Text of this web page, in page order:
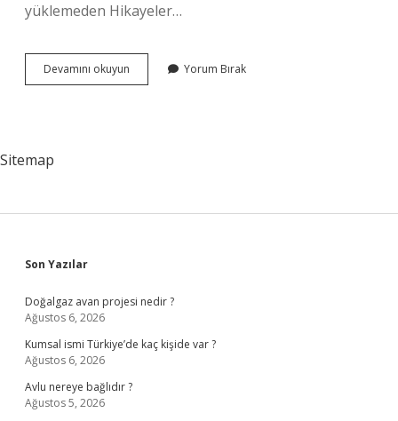
yüklemeden Hikayeler…
Devamını okuyun Instagram
Boomerang
Yorum Bırak
Sitemap
Sidebar
Son Yazılar
Doğalgaz avan projesi nedir ?
Ağustos 6, 2026
Kumsal ismi Türkiye’de kaç kişide var ?
Ağustos 6, 2026
Avlu nereye bağlıdır ?
Ağustos 5, 2026